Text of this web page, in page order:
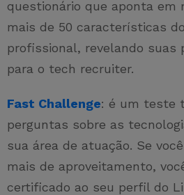
questionário que aponta em
mais de 50 características
profissional, revelando
para o tech recruiter.
Fast Challenge: é um teste
perguntas sobre as
sua área de atuação. Se
mais de aproveitamento,
certificado ao seu perfil do